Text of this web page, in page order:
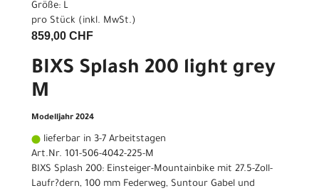
Größe: L
pro Stück (inkl. MwSt.)
859,00 CHF
BIXS Splash 200 light grey
M
Modelljahr 2024
lieferbar in 3-7 Arbeitstagen
Art.Nr. 101-506-4042-225-M
BIXS Splash 200: Einsteiger-Mountainbike mit 27.5-Zoll-
Laufr?dern, 100 mm Federweg, Suntour Gabel und